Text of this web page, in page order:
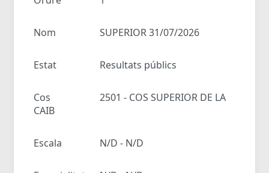
Nom SUPERIOR 31/07/2026
Estat Resultats públics
Cos
2501 - COS SUPERIOR DE LA
CAIB
Escala N/D - N/D